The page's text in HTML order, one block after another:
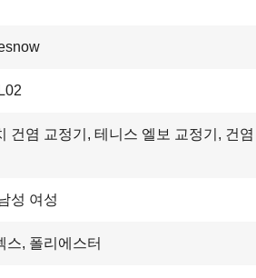
건염 교정기, 테니스 엘보 교정기, 건
성 여성
스, 폴리에스터